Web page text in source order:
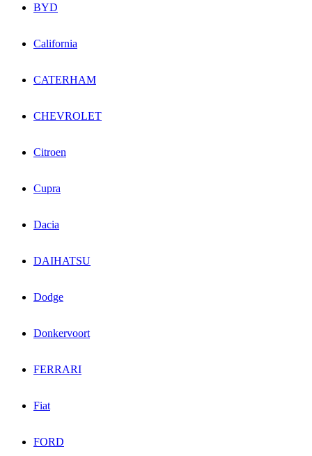
BYD
California
CATERHAM
CHEVROLET
Citroen
Cupra
Dacia
DAIHATSU
Dodge
Donkervoort
FERRARI
Fiat
FORD